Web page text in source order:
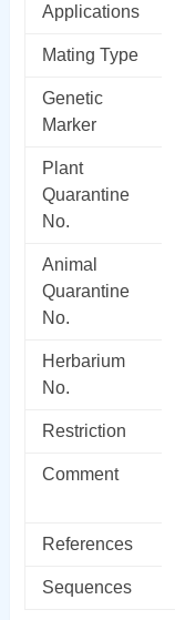
Applications
Mating Type
Genetic
Marker
Plant
Quarantine
No.
Animal
Quarantine
No.
Herbarium
No.
Restriction
Comment
References
Sequences